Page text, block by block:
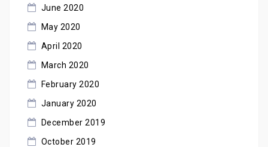
June 2020
May 2020
April 2020
March 2020
February 2020
January 2020
December 2019
October 2019